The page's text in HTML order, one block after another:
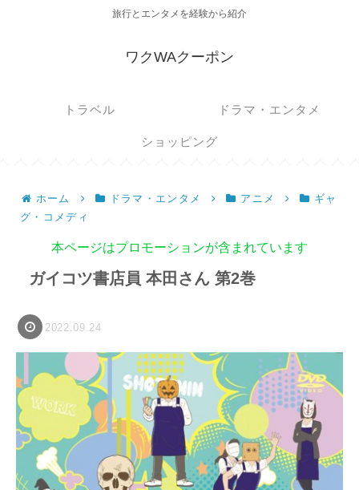
旅行とエンタメを経験から紹介
ワクWAクーポン
トラベル ドラマ・エンタメ
ショッピング
ホーム ドラマ・エンタメ アニメ
ギャ
グ・コメディ
本ページはプロモーションが含まれています
ガイコツ書店員 本田さん 第2巻
2022.09.24